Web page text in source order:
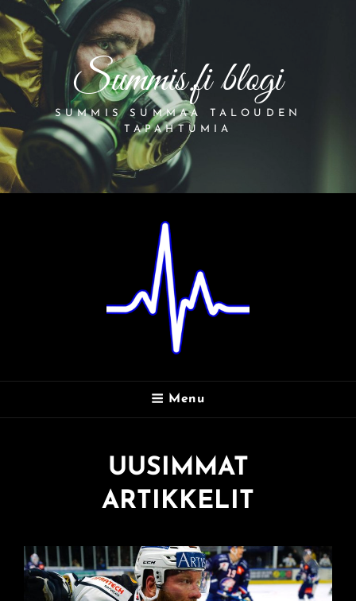
Summis.fi blogi
SUMMIS SUMMAA TALOUDEN
TAPAHTUMIA
SUMMIS.FI TALOUSBLOGI
Summis Summaa Talouden Tapahtumia
Menu
UUSIMMAT
ARTIKKELIT